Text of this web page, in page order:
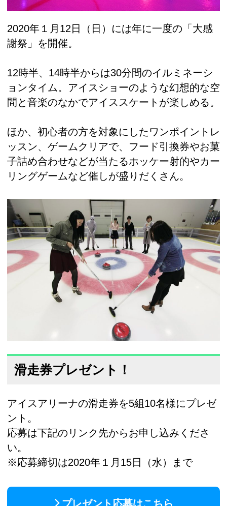
2020年１月12日（日）には年に一度の「大感
謝祭」を開催。
12時半、14時半からは30分間のイルミネーシ
ョンタイム。アイスショーのような幻想的な空
間と音楽のなかでアイススケートが楽しめる。
ほか、初心者の方を対象にしたワンポイントレ
ッスン、ゲームクリアで、フード引換券やお菓
子詰め合わせなどが当たるホッケー射的やカー
リングゲームなど催しが盛りだくさん。
滑走券プレゼント！
アイスアリーナの滑走券を5組10名様にプレゼ
ント。
応募は下記のリンク先からお申し込みくださ
い。
※応募締切は2020年１月15日（水）まで
プレゼント応募はこちら